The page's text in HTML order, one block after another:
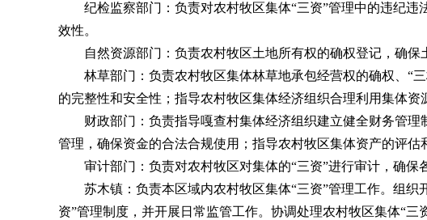
纪检监察部门：负责对农村牧区集体“三资”管理中的违纪违
效性。
自然资源部门：负责农村牧区土地所有权的确权登记，确保
林草部门：负责农村牧区集体林草地承包经营权的确权、“三
的完整性和安全性；指导农村牧区集体经济组织合理利用集体资
财政部门：负责指导嘎查村集体经济组织建立健全财务管理
管理，确保资金的合法合规使用；指导农村牧区集体资产的评估
审计部门：负责对农村牧区对集体的“三资”进行审计，确保
苏木镇：负责本区域内农村牧区集体“三资”管理工作。组织
资”管理制度，并开展日常监管工作。协调处理农村牧区集体“三